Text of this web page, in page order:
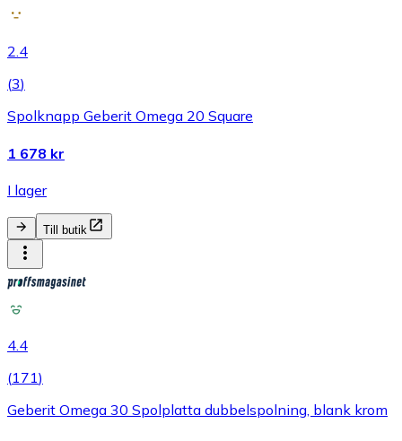
2.4
(3)
Spolknapp Geberit Omega 20 Square
1 678 kr
I lager
Till butik
4.4
(171)
Geberit Omega 30 Spolplatta dubbelspolning, blank krom